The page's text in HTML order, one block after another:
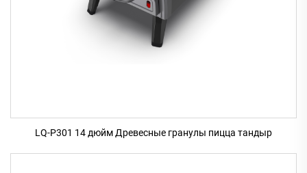
LQ-P301 14 дюйм Древесные гранулы пицца тандыр